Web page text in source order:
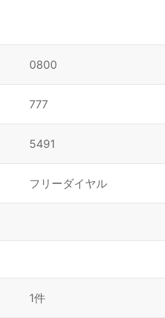
0800
777
5491
フリーダイヤル
1件